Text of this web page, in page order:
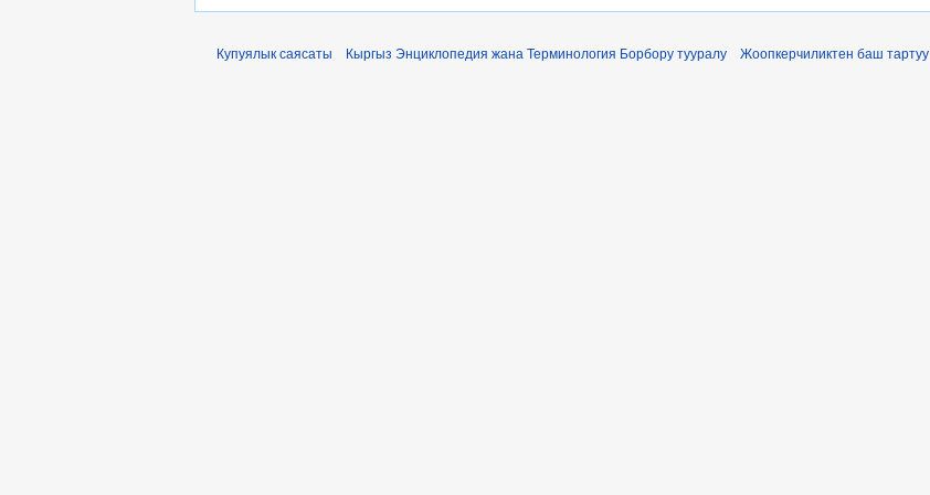
Купуялык саясаты Кыргыз Энциклопедия жана Терминология Борбору тууралу Жоопкерчиликтен баш тартуу